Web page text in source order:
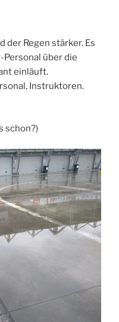
der Regen stärker. Es
über die
einläuft.
Instruktoren.
schon?)